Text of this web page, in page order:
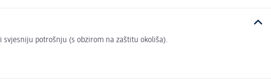
potrošnju (s obzirom na zaštitu okoliša).